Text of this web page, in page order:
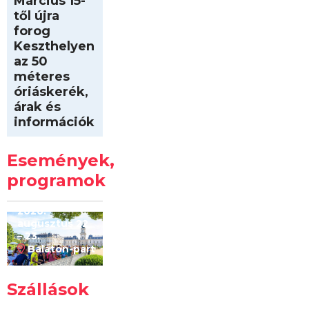
től újra
forog
Keszthelyen
az 50
méteres
óriáskerék,
árak és
információk
Események,
programok
Kilóméterek
2026
2026.
augusztus 22
– 23.
Balaton-part
Szállások